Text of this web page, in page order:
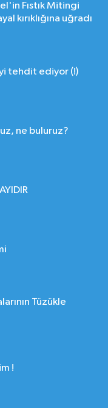
Fıstık Mitingi
kırıklığına uğradı
tehdit ediyor (!)
ne buluruz?
Tüzükle
!